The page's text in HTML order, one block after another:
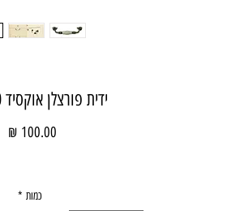
ידית פורצלן אוקסיד 330-160
כמות *